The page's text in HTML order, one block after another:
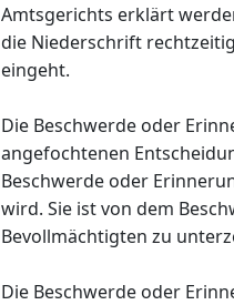
Amtsgerichts erklärt
die Niederschrift
eingeht.
Die Beschwerde oder
angefochtenen
Beschwerde oder
wird. Sie ist von dem
Bevollmächtigten zu
Die Beschwerde oder